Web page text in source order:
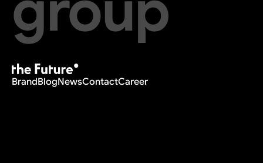
BrandBlogNewsContactCareer